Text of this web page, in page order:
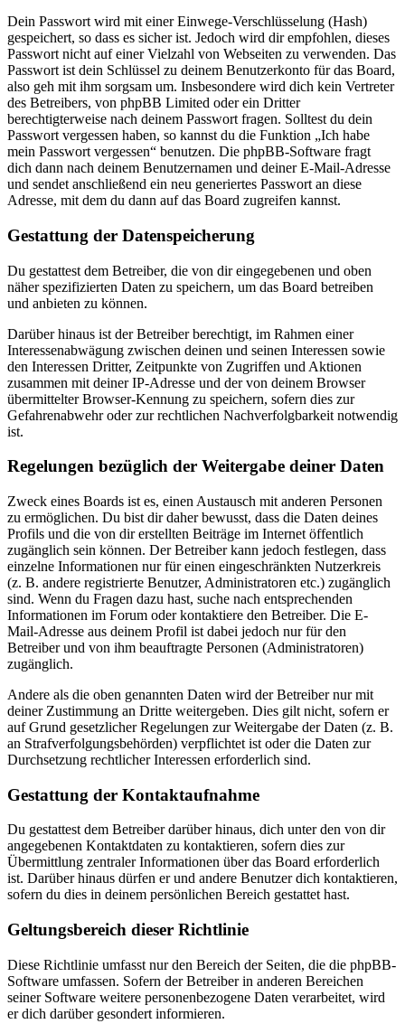
Dein Passwort wird mit einer Einwege-Verschlüsselung (Hash)
gespeichert, so dass es sicher ist. Jedoch wird dir empfohlen, dieses
Passwort nicht auf einer Vielzahl von Webseiten zu verwenden. Das
Passwort ist dein Schlüssel zu deinem Benutzerkonto für das Board,
also geh mit ihm sorgsam um. Insbesondere wird dich kein Vertreter
des Betreibers, von phpBB Limited oder ein Dritter
berechtigterweise nach deinem Passwort fragen. Solltest du dein
Passwort vergessen haben, so kannst du die Funktion „Ich habe
mein Passwort vergessen“ benutzen. Die phpBB-Software fragt
dich dann nach deinem Benutzernamen und deiner E-Mail-Adresse
und sendet anschließend ein neu generiertes Passwort an diese
Adresse, mit dem du dann auf das Board zugreifen kannst.
Gestattung der Datenspeicherung
Du gestattest dem Betreiber, die von dir eingegebenen und oben
näher spezifizierten Daten zu speichern, um das Board betreiben
und anbieten zu können.
Darüber hinaus ist der Betreiber berechtigt, im Rahmen einer
Interessenabwägung zwischen deinen und seinen Interessen sowie
den Interessen Dritter, Zeitpunkte von Zugriffen und Aktionen
zusammen mit deiner IP-Adresse und der von deinem Browser
übermittelter Browser-Kennung zu speichern, sofern dies zur
Gefahrenabwehr oder zur rechtlichen Nachverfolgbarkeit notwendig
ist.
Regelungen bezüglich der Weitergabe deiner Daten
Zweck eines Boards ist es, einen Austausch mit anderen Personen
zu ermöglichen. Du bist dir daher bewusst, dass die Daten deines
Profils und die von dir erstellten Beiträge im Internet öffentlich
zugänglich sein können. Der Betreiber kann jedoch festlegen, dass
einzelne Informationen nur für einen eingeschränkten Nutzerkreis
(z. B. andere registrierte Benutzer, Administratoren etc.) zugänglich
sind. Wenn du Fragen dazu hast, suche nach entsprechenden
Informationen im Forum oder kontaktiere den Betreiber. Die E-
Mail-Adresse aus deinem Profil ist dabei jedoch nur für den
Betreiber und von ihm beauftragte Personen (Administratoren)
zugänglich.
Andere als die oben genannten Daten wird der Betreiber nur mit
deiner Zustimmung an Dritte weitergeben. Dies gilt nicht, sofern er
auf Grund gesetzlicher Regelungen zur Weitergabe der Daten (z. B.
an Strafverfolgungsbehörden) verpflichtet ist oder die Daten zur
Durchsetzung rechtlicher Interessen erforderlich sind.
Gestattung der Kontaktaufnahme
Du gestattest dem Betreiber darüber hinaus, dich unter den von dir
angegebenen Kontaktdaten zu kontaktieren, sofern dies zur
Übermittlung zentraler Informationen über das Board erforderlich
ist. Darüber hinaus dürfen er und andere Benutzer dich kontaktieren,
sofern du dies in deinem persönlichen Bereich gestattet hast.
Geltungsbereich dieser Richtlinie
Diese Richtlinie umfasst nur den Bereich der Seiten, die die phpBB-
Software umfassen. Sofern der Betreiber in anderen Bereichen
seiner Software weitere personenbezogene Daten verarbeitet, wird
er dich darüber gesondert informieren.